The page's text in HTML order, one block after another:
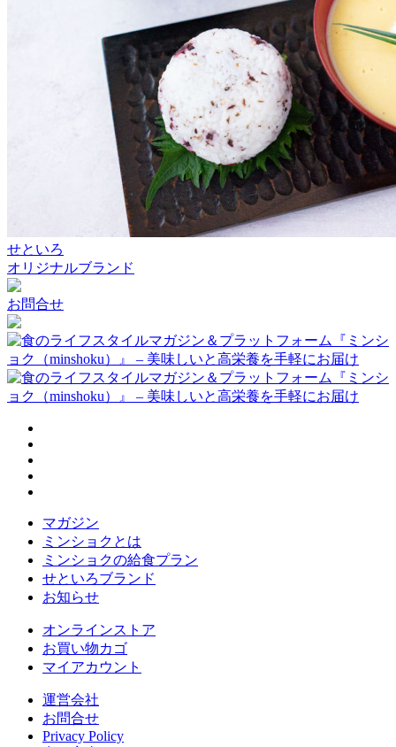
せといろ
オリジナルブランド
お問合せ
マガジン
ミンショクとは
ミンショクの給食プラン
せといろブランド
お知らせ
オンラインストア
お買い物カゴ
マイアカウント
運営会社
お問合せ
Privacy Policy